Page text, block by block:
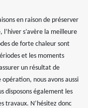
en raison de préserver
l’hiver s’avère la meilleure
de forte chaleur sont
et les moments
un résultat de
nous avons aussi
disposons également les
travaux. N’hésitez donc